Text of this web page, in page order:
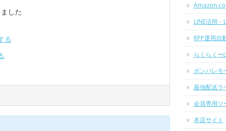
した
る
LINE活用・
RPP運用自
らくらくー
ポンパレモ
最強配送ラ
会員専用ツ
本店サイト